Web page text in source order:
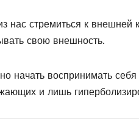
нас стремиться к внешней
свою внешность.
начать воспринимать
и лишь